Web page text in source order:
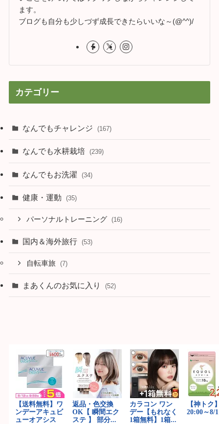
ます。
ブログも自分も少しづず成長できたらいいな～(@^^)/
カテゴリー
なんでもチャレンジ (167)
なんでも水耕栽培 (239)
なんでもお洗濯 (34)
健康・運動 (35)
パーソナルトレーニング (16)
国内＆海外旅行 (53)
自転車旅 (7)
まあくんのお気に入り (52)